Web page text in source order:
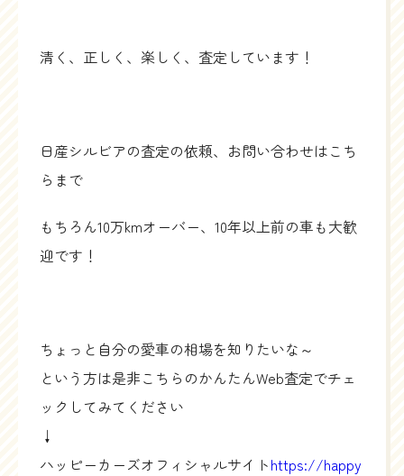
清く、正しく、楽しく、査定しています！
日産シルビアの査定の依頼、お問い合わせはこち
らまで
もちろん10万kmオーバー、10年以上前の車も大歓
迎です！
ちょっと自分の愛車の相場を知りたいな～
という方は是非こちらのかんたんWeb査定でチェ
ックしてみてください
↓
ハッピーカーズオフィシャルサイトhttps://happy